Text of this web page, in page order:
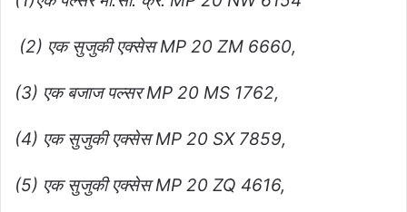
(2) एक सुजुकी एक्सेस MP 20 ZM 6660,
(3) एक बजाज पल्सर MP 20 MS 1762,
(4) एक सुजुकी एक्सेस MP 20 SX 7859,
(5) एक सुजुकी एक्सेस MP 20 ZQ 4616,